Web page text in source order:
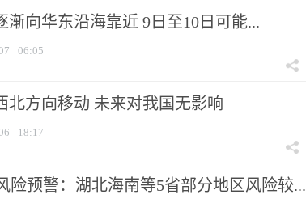
渐向华东沿海靠近 9日至10日可能...
06:05
北方向移动 未来对我国无影响
18:17
险预警：湖北海南等5省部分地区风险较...